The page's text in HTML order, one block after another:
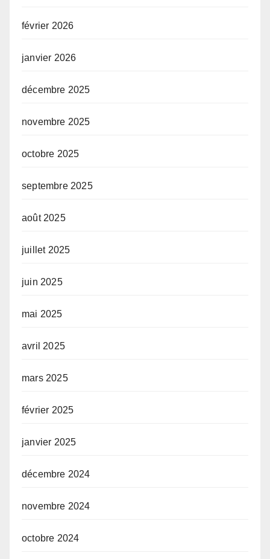
février 2026
janvier 2026
décembre 2025
novembre 2025
octobre 2025
septembre 2025
août 2025
juillet 2025
juin 2025
mai 2025
avril 2025
mars 2025
février 2025
janvier 2025
décembre 2024
novembre 2024
octobre 2024